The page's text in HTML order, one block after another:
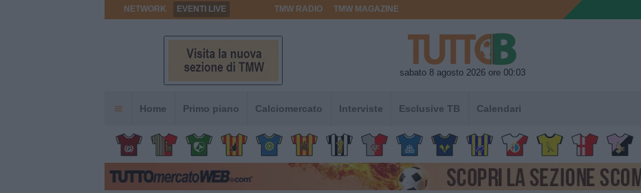
NETWORK EVENTI LIVE TMW RADIO TMW MAGAZINE
sabato 8 agosto 2026 ore 00:03
Home Primo piano Calciomercato Interviste Esclusive TB Calendari